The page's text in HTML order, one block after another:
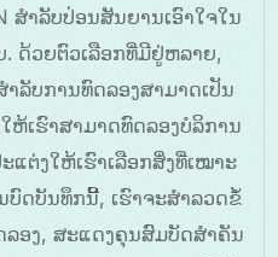
ສໍາລັບປ່ອນສັນຍານເອົາໃຈໃນ
. ດ້ວຍຕົວເລືອກທີ່ມີຢູ່ຫລາຍ,
ລັບການທົດລອງສາມາດເປັນ
ຫ້ເຮົາສາມາດທົດລອງບໍລິການ
ຕ່ງໃຫ້ເຮົາເລືອກສິ່ງທີ່ເໝາະ
ບົດບັນທຶກນີ້, ເຮົາຈະສຳລວດຂໍ້
ລອງ, ສະແດງຄຸນສົມບັດສຳຄັນ